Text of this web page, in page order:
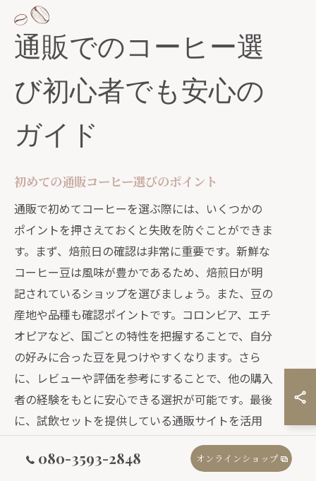
通販でのコーヒー選
び初心者でも安心の
ガイド
初めての通販コーヒー選びのポイント
通販で初めてコーヒーを選ぶ際には、いくつかの
ポイントを押さえておくと失敗を防ぐことができま
す。まず、焙煎日の確認は非常に重要です。新鮮な
コーヒー豆は風味が豊かであるため、焙煎日が明
記されているショップを選びましょう。また、豆の
産地や品種も確認ポイントです。コロンビア、エチ
オピアなど、国ごとの特性を把握することで、自分
の好みに合った豆を見つけやすくなります。さら
に、レビューや評価を参考にすることで、他の購入
者の経験をもとに安心できる選択が可能です。最後
に、試飲セットを提供している通販サイトを活用
することで、複数の味わいを比較しながら、自分の
好きな風味を見つける手助けになります。
080-3593-2848 オンラインショップ